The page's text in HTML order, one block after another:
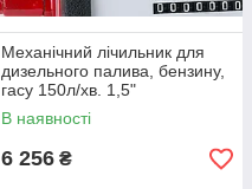
Механічний лічильник для
дизельного палива, бензину,
гасу 150л/хв. 1,5"
В наявності
6 256 ₴